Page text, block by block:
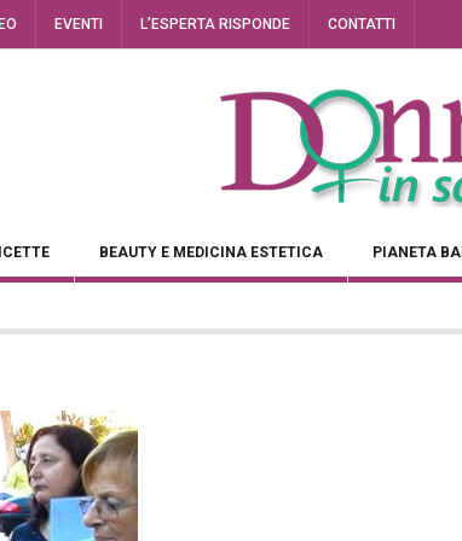
EVENTI L’ESPERTA RISPONDE CONTATTI
BEAUTY E MEDICINA ESTETICA PIANETA